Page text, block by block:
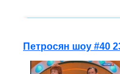
Петросян шоу #40